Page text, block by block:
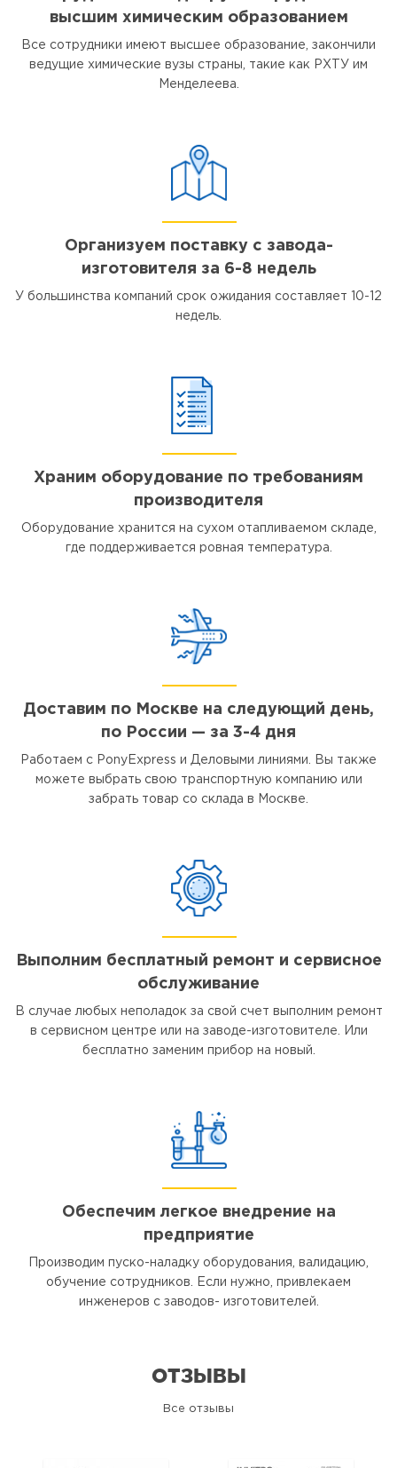
высшим химическим образованием
Все сотрудники имеют высшее образование, закончили
ведущие химические вузы страны, такие как РХТУ им
Менделеева.
Организуем поставку с завода-
изготовителя за 6-8 недель
У большинства компаний срок ожидания составляет 10-12
недель.
Храним оборудование по требованиям
производителя
Оборудование хранится на сухом отапливаемом складе,
где поддерживается ровная температура.
Доставим по Москве на следующий день,
по России — за 3-4 дня
Работаем с PonyExpress и Деловыми линиями. Вы также
можете выбрать свою транспортную компанию или
забрать товар со склада в Москве.
Выполним бесплатный ремонт и сервисное
обслуживание
В случае любых неполадок за свой счет выполним ремонт
в сервисном центре или на заводе-изготовителе. Или
бесплатно заменим прибор на новый.
Обеспечим легкое внедрение на
предприятие
Производим пуско-наладку оборудования, валидацию,
обучение сотрудников. Если нужно, привлекаем
инженеров с заводов- изготовителей.
ОТЗЫВЫ
Все отзывы